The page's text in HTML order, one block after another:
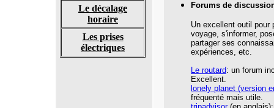
Le décalage
horaire
Les prises
électriques
Forums de
Un excellent outil pour
voyage, s'informer,
partager ses
expériences, etc.
Le routard: un forum
Excellent.
lonely planet (version
fréquenté mais utile.